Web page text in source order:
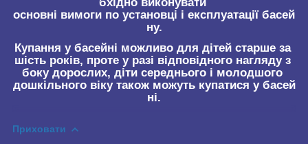
бхідно виконувати
основні вимоги по установці і експлуатації басей
ну.
Купання у басейні можливо для дітей старше за
шість років, проте у разі відповідного нагляду з
боку дорослих, діти середнього і молодшого
дошкільного віку також можуть купатися у басей
ні.
Приховати